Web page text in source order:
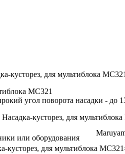
кусторез, для мультиблока
MC321
угол поворота насадки - до
кусторез, для
или оборудования
кусторез, для мультиблока